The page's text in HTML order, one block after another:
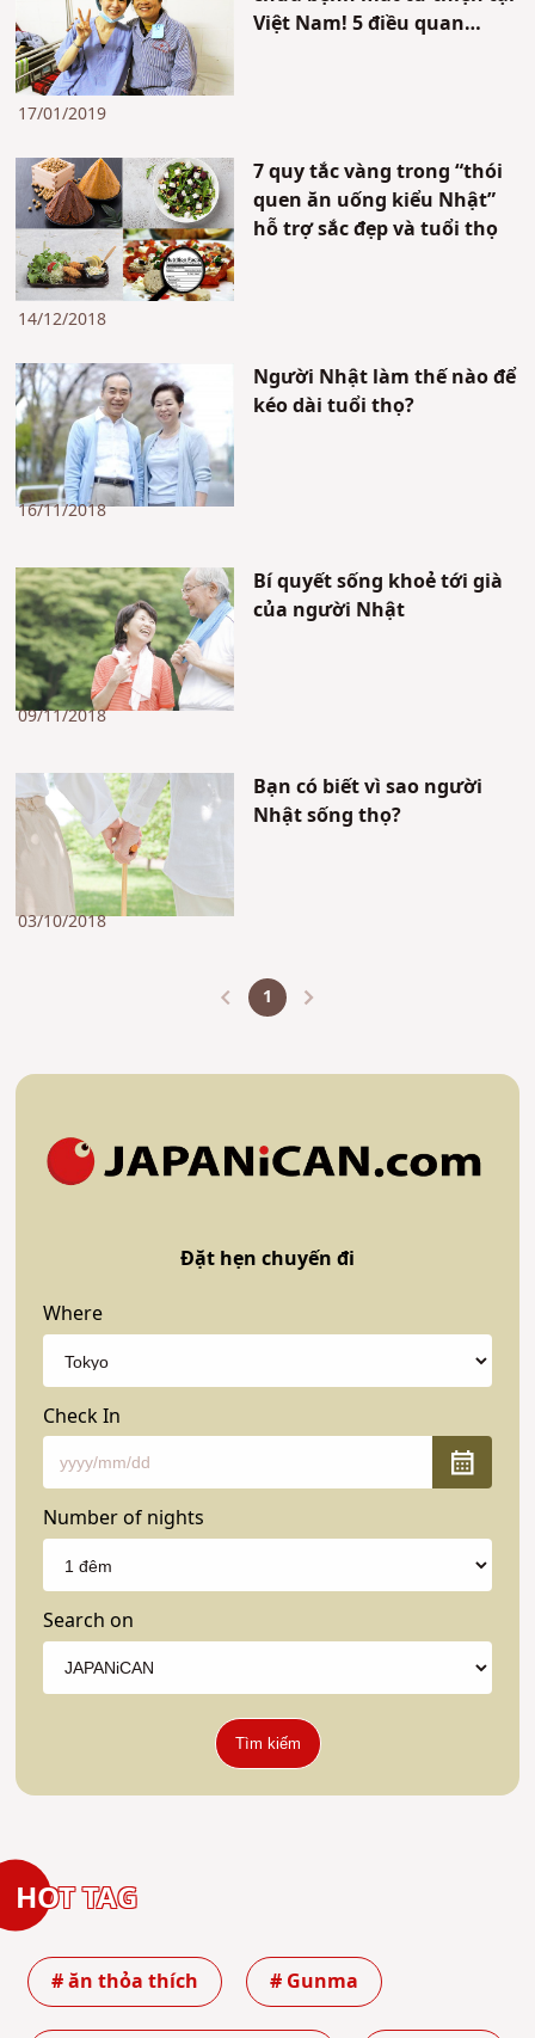
Việt Nam! 5 điều quan
17/01/2019
7 quy tắc vàng trong “thói
quen ăn uống kiểu Nhật”
hỗ trợ sắc đẹp và tuổi thọ
14/12/2018
Người Nhật làm thế nào để
kéo dài tuổi thọ?
16/11/2018
Bí quyết sống khoẻ tới già
của người Nhật
09/11/2018
Bạn có biết vì sao người
Nhật sống thọ?
03/10/2018
1
Đặt hẹn chuyến đi
Where
Check In
Number of nights
Search on
Tìm kiếm
HOT TAG
# ăn thỏa thích # Gunma